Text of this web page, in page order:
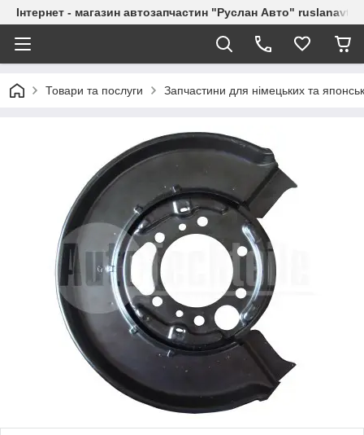
Інтернет - магазин автозапчастин "Руслан Авто"
Товари та послуги Запчастини для німецьких та